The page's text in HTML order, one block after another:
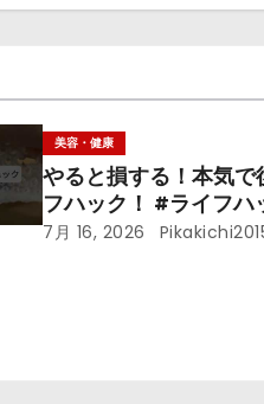
美容・健康
やると損する！本気で
フハック！ #ライフハ
裏技 #shorts #海外
7月 16, 2026